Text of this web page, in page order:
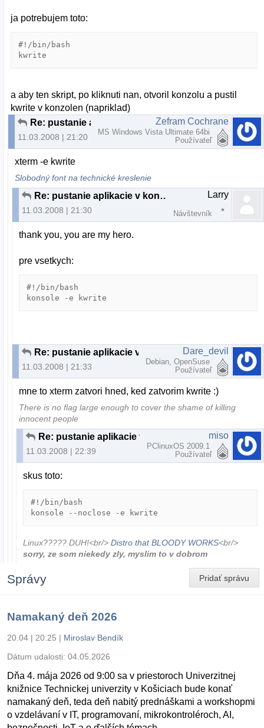
ja potrebujem toto:
#!/bin/bash
kwrite
a aby ten skript, po kliknuti nan, otvoril konzolu a pustil
kwrite v konzolen (napriklad)
Re: pustanie aplikacie v konzole
11.03.2008 | 21:20
Zefram Cochrane
MS Windows Vista Ultimate 64bi
Používateľ
xterm -e kwrite
Slobodný font na technické kreslenie
Re: pustanie aplikacie v konzole
11.03.2008 | 21:30
Larry
Návštevník
thank you, you are my hero.
pre vsetkych:
#!/bin/bash
konsole -e kwrite
11.03.2008 | 21:33
Dare_devil
Debian, OpenSuse
Používateľ
mne to xterm zatvori hned, ked zatvorim kwrite :)
There is no flag large enough to cover the shame of killing
innocent people
11.03.2008 | 22:39
miso
PClinuxOS 2009.1
Používateľ
skus toto:
#!/bin/bash
konsole --noclose -e kwrite
Linux????? DUH!<br/>Distro that BLOODY WORKS<br/>
sorry, ze som niekedy zly, myslim to v dobrom
Pridať správu
Správy
Namakaný deň 2026
20.04 | 20:25 | Miroslav Bendík
Dátum udalosti: 04.05.2026
Dňa 4. mája 2026 od 9:00 sa v priestoroch Univerzitnej
knižnice Technickej univerzity v Košiciach bude konať
namakaný deň, teda deň nabitý prednáškami a workshopmi
o vzdelávaní v IT, programovaní, mikrokontroléroch, AI,